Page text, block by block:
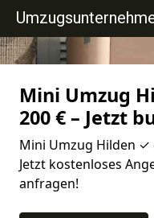
Mini Umzug
200 € – Jetzt
Mini Umzug Hilden ✓
Jetzt kostenloses
anfragen!